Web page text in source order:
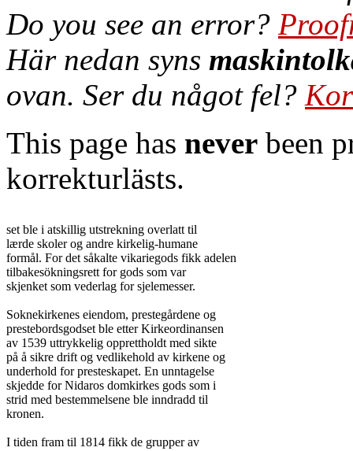
Do you see an error?
Här nedan syns
ovan. Ser du något fel?
This page has never been
korrekturlästs.
set ble i atskillig utstrekning overlatt til
lærde skoler og andre kirkelig-humane
formål. For det såkalte vikariegods fikk adelen
tilbakesökningsrett for gods som var
skjenket som vederlag for sjelemesser.
Soknekirkenes eiendom, prestegårdene og
prestebordsgodset ble etter Kirkeordinansen
av 1539 uttrykkelig opprettholdt med sikte
på å sikre drift og vedlikehold av kirkene og
underhold for presteskapet. En unntagelse
skjedde for Nidaros domkirkes gods som i
strid med bestemmelsene ble inndradd til
kronen.
I tiden fram til 1814 fikk de grupper av